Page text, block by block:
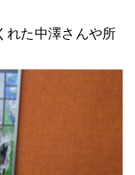
れた中澤さんや所